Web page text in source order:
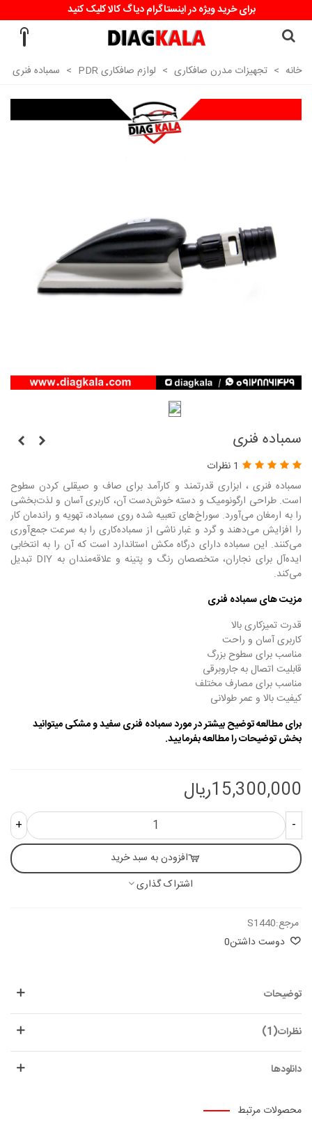
برای خرید ویژه در اینستاگرام دیاگ کالا کلیک کنید
خانه > تجهیزات مدرن صافکاری > لوازم صافکاری PDR > سمباده فنری
سمباده فنری
1 نظرات
سمباده فنری ، ابزاری قدرتمند و کارآمد برای صاف و صیقلی کردن سطوح
است. طراحی ارگونومیک و دسته خوش‌دست آن، کاربری آسان و لذت‌بخشی
را به ارمغان می‌آورد. سوراخ‌های تعبیه شده روی سمباده، تهویه و راندمان کار
را افزایش می‌دهند و گرد و غبار ناشی از سمباده‌کاری را به سرعت جمع‌آوری
می‌کنند. این سمباده دارای درگاه مکش استاندارد است که آن را به انتخابی
ایده‌آل برای نجاران، متخصصان رنگ و پتینه و علاقه‌مندان به DIY تبدیل
می‌کند.
مزیت های سمباده فنری
قدرت تمیزکاری بالا
کاربری آسان و راحت
مناسب برای سطوح بزرگ
قابلیت اتصال به جاروبرقی
مناسب برای مصارف مختلف
کیفیت بالا و عمر طولانی
برای مطالعه توضیح بیشتر در مورد سمباده فنری سفید و مشکی میتوانید
بخش توضیحات را مطالعه بفرمایید.
15,300,000ریال
-
+
افزودن به سبد خرید
اشتراک گذاری
مرجع:S1440
دوست داشتن0
توضیحات
نظرات(1)
دانلودها
محصولات مرتبط